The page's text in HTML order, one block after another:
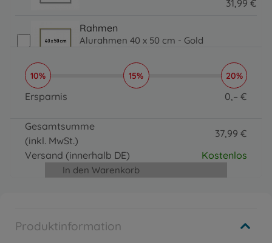
Produktinformation
31 99 €
Rahmen
Alurahmen 40 x 50 cm - Gold
31.99 EUR
Pinsel, Lacke & Co.
16
10% 15% 20%
Ersparnis 0,– €
Gesamtsumme
(inkl. MwSt.)
37,99 €
Versand (innerhalb DE) Kostenlos
In den Warenkorb